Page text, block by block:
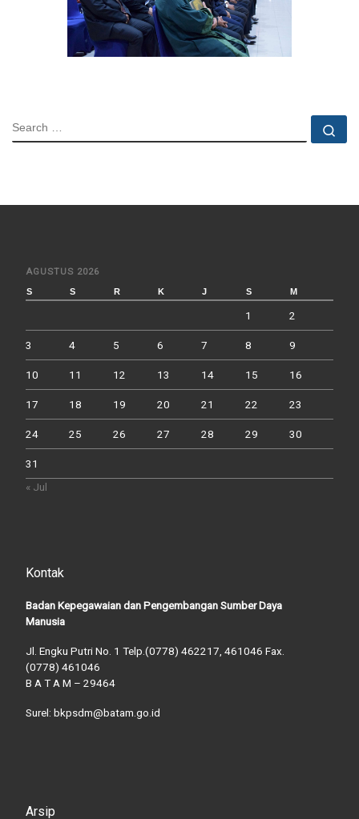
SEARCH
AGUSTUS 2026
S S R K J S M
1 2
3 4 5 6 7 8 9
10 11 12 13 14 15 16
17 18 19 20 21 22 23
24 25 26 27 28 29 30
31
« Jul
Kontak
Badan Kepegawaian dan Pengembangan Sumber Daya
Manusia
Jl. Engku Putri No. 1 Telp.(0778) 462217, 461046 Fax.
(0778) 461046
B A T A M – 29464
Surel: bkpsdm@batam.go.id
Arsip